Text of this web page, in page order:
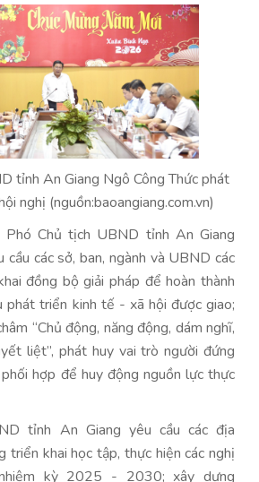
tỉnh An Giang Ngô Công Thức phát
nghị (nguồn:baoangiang.com.vn)
Phó Chủ tịch UBND tỉnh An Giang
cầu các sở, ban, ngành và UBND các
đồng bộ giải pháp để hoàn thành
phát triển kinh tế - xã hội được giao;
“Chủ động, năng động, dám nghĩ,
liệt”, phát huy vai trò người đứng
hợp để huy động nguồn lực thực
tỉnh An Giang yêu cầu các địa
triển khai học tập, thực hiện các nghị
kỳ 2025 - 2030; xây dựng